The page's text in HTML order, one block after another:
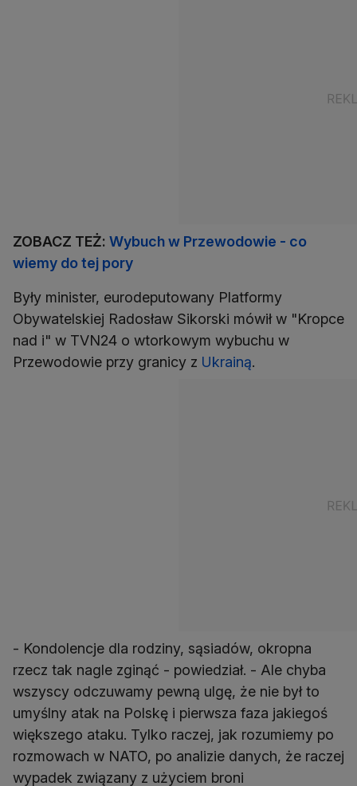
ZOBACZ TEŻ: Wybuch w Przewodowie - co
wiemy do tej pory
Były minister, eurodeputowany Platformy
Obywatelskiej Radosław Sikorski mówił w "Kropce
nad i" w TVN24 o wtorkowym wybuchu w
Przewodowie przy granicy z Ukrainą.
- Kondolencje dla rodziny, sąsiadów, okropna
rzecz tak nagle zginąć - powiedział. - Ale chyba
wszyscy odczuwamy pewną ulgę, że nie był to
umyślny atak na Polskę i pierwsza faza jakiegoś
większego ataku. Tylko raczej, jak rozumiemy po
rozmowach w NATO, po analizie danych, że raczej
wypadek związany z użyciem broni